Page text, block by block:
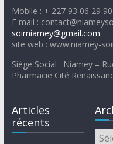
Mobile : + 227 93 06 29
E mail :
soirniamey@gmail.com
site web : www.niamey-
Siège Social : Niamey –
Pharmacie Cité
Articles
récents